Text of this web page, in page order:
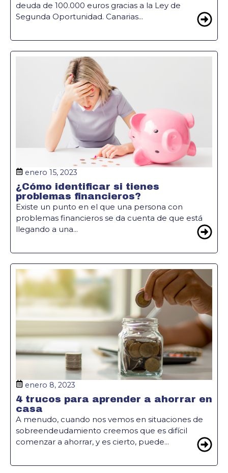
deuda de 100.000 euros gracias a la Ley de
Segunda Oportunidad. Canarias...
enero 15, 2023
¿Cómo identificar si tienes
problemas financieros?
Existe un punto en el que una persona con
problemas financieros se da cuenta de que está
llegando a una...
enero 8, 2023
4 trucos para aprender a ahorrar en
casa
A menudo, cuando nos vemos en situaciones de
sobreendeudamiento creemos que es difícil
comenzar a ahorrar, y es cierto, puede...